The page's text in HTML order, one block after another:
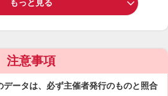
もっと見る
注意事項
ータは、必ず主催者発行のものと照合